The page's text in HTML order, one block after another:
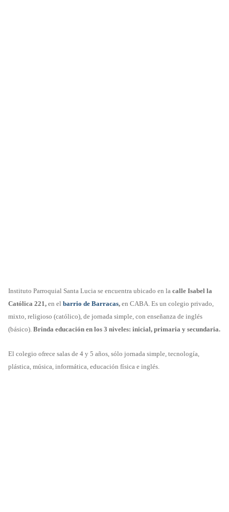
Instituto Parroquial Santa Lucia se encuentra ubicado en la calle Isabel la
Católica 221, en el barrio de Barracas, en CABA. Es un colegio privado,
mixto, religioso (católico), de jornada simple, con enseñanza de inglés
(básico). Brinda educación en los 3 niveles: inicial, primaria y secundaria.
El colegio ofrece salas de 4 y 5 años, sólo jornada simple, tecnología,
plástica, música, informática, educación física e inglés.